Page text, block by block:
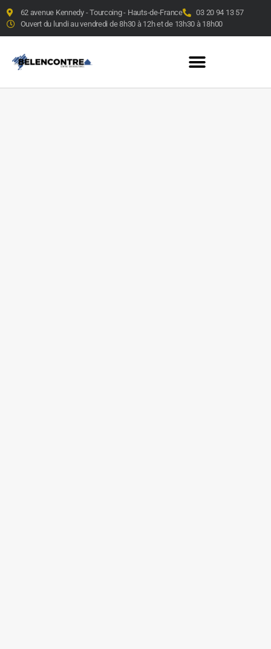
62 avenue Kennedy - Tourcoing - Hauts-de-France
03 20 94 13 57
Ouvert du lundi au vendredi de 8h30 à 12h et de 13h30 à 18h00